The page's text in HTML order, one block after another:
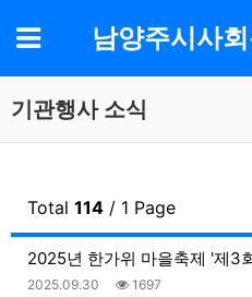
메뉴 남양주시사
기관행사 소식
Total 114 / 1 Page
2025년 한가위 마을축제 '제3
등록일
2025.09.30 조회
1697